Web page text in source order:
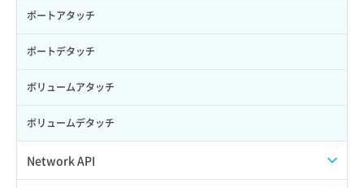
ポートアタッチ
ポートデタッチ
ボリュームアタッチ
ボリュームデタッチ
Network API